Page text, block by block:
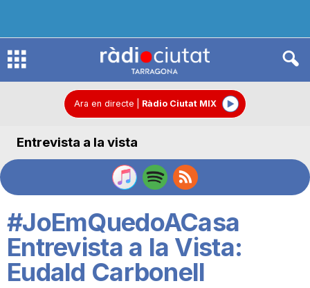
R
d
C
Ara en directe Ràdio Ciutat MIX
Entrevista a la vista
#JoEmQuedoACasa
Entrevista a la Vista:
Eudald Carbonell